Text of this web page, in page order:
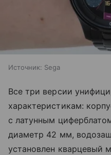
Источник: Sega
Все три версии
характеристикам:
с латунным
диаметр 42 мм,
установлен кварцевый